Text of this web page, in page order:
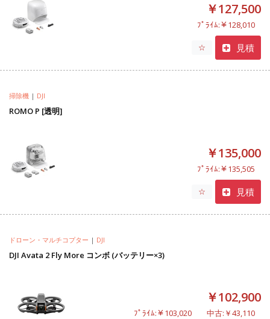
￥127,500
ﾌﾟﾗｲﾑ:￥128,010
☆ 見積
掃除機 | DJI
ROMO P [透明]
￥135,000
ﾌﾟﾗｲﾑ:￥135,505
☆ 見積
ドローン・マルチコプター | DJI
DJI Avata 2 Fly More コンボ (バッテリー×3)
￥102,900
ﾌﾟﾗｲﾑ:￥103,020 中古:￥43,110